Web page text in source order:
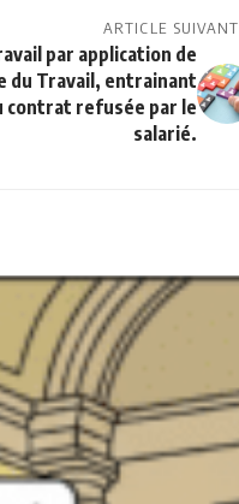
ARTICLE SUIVANT
par application de
du Travail, entrainant
contrat refusée par le
salarié.